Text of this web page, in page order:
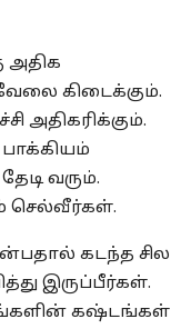
அதிக
கிடைக்கும்.
அதிகரிக்கும்.
வரும்.
செல்வீர்கள்.
கடந்த சில
இருப்பீர்கள்.
கஷ்டங்கள்